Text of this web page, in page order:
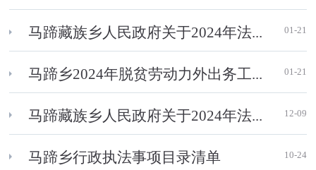
马蹄藏族乡人民政府关于2024年法... 01-21
马蹄乡2024年脱贫劳动力外出务工... 01-21
马蹄藏族乡人民政府关于2024年法... 12-09
马蹄乡行政执法事项目录清单 10-24